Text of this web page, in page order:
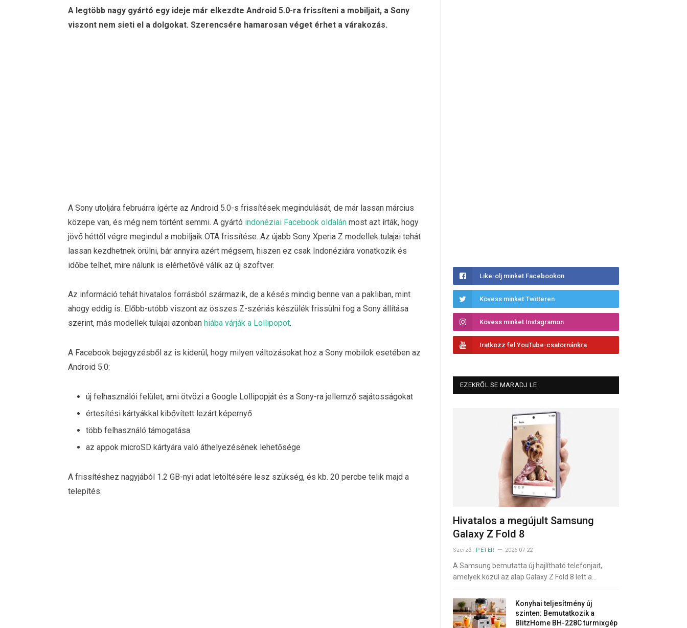
A legtöbb nagy gyártó egy ideje már elkezdte Android 5.0-ra frissíteni a mobiljait, a Sony
viszont nem sieti el a dolgokat. Szerencsére hamarosan véget érhet a várakozás.
A Sony utoljára februárra ígérte az Android 5.0-s frissítések megindulását, de már lassan március
közepe van, és még nem történt semmi. A gyártó indonéziai Facebook oldalán most azt írták, hogy
jövő héttől végre megindul a mobiljaik OTA frissítése. Az újabb Sony Xperia Z modellek tulajai tehát
lassan kezdhetnek örülni, bár annyira azért mégsem, hiszen ez csak Indonéziára vonatkozik és
időbe telhet, mire nálunk is elérhetővé válik az új szoftver.
Az információ tehát hivatalos forrásból származik, de a késés mindig benne van a pakliban, mint
ahogy eddig is. Előbb-utóbb viszont az összes Z-szériás készülék frissülni fog a Sony állítása
szerint, más modellek tulajai azonban hiába várják a Lollipopot.
A Facebook bejegyzésből az is kiderül, hogy milyen változásokat hoz a Sony mobilok esetében az
Android 5.0:
új felhasználói felület, ami ötvözi a Google Lollipopját és a Sony-ra jellemző sajátosságokat
értesítési kártyákkal kibővített lezárt képernyő
több felhasználó támogatása
az appok microSD kártyára való áthelyezésének lehetősége
A frissítéshez nagyjából 1.2 GB-nyi adat letöltésére lesz szükség, és kb. 20 percbe telik majd a
telepítés.
Like-olj minket Facebookon
Kövess minket Twitteren
Kövess minket Instagramon
Iratkozz fel YouTube-csatornánkra
EZEKRŐL SE MARADJ LE
Hivatalos a megújult Samsung
Galaxy Z Fold 8
Szerző: PÉTER 2026-07-22
A Samsung bemutatta új hajlítható telefonjait,
amelyek közül az alap Galaxy Z Fold 8 lett a…
Konyhai teljesítmény új
szinten: Bemutatkozik a
BlitzHome BH-228C turmixgép